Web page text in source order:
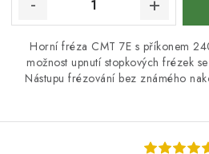
Horní fréza CMT 7E s příkonem
možnost upnutí stopkových frézek
Nástupu frézování bez známého